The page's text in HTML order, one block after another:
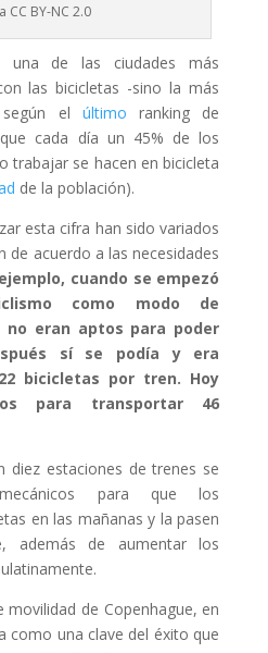
CC BY-NC 2.0
una de las ciudades más
las bicicletas -sino la más
el último ranking de
cada día un 45% de los
trabajar se hacen en bicicleta
de la población).
esta cifra han sido variados
de acuerdo a las necesidades
cuando se empezó
como modo de
no eran aptos para poder
sí se podía y era
bicicletas por tren. Hoy
para transportar 46
diez estaciones de trenes se
para que los
en las mañanas y la pasen
además de aumentar los
movilidad de Copenhague, en
como una clave del éxito que